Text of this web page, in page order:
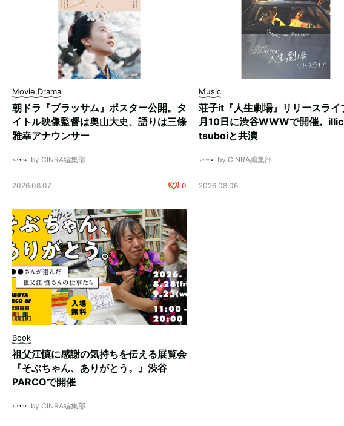
Movie,Drama
朝ドラ『ブラッサム』ポスター公開。タ
イトル映像監督は奥山大史、語りは三條
雅幸アナウンサー
by CINRA編集部
2026.08.07 0
Music
荘子it『人生劇場』リリースライ
月10日に渋谷WWWで開催。
tsuboiと共演
by CINRA編集部
2026.08.06
Book
祖父江慎に感謝の気持ちを伝える展覧会
『そぶちゃん、ありがとう。』渋谷
PARCOで開催
by CINRA編集部